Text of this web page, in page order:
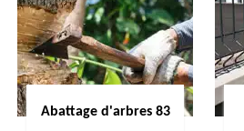
Abattage d'arbres 83